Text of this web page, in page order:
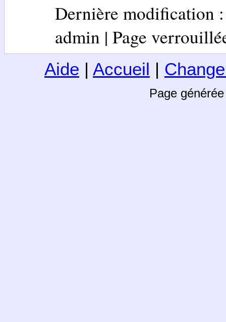
Dernière modification
admin | Page
Aide | Accueil |
Page